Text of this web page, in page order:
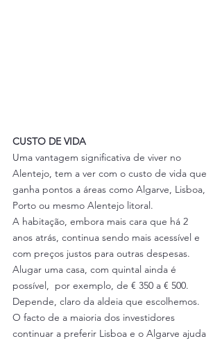
CUSTO DE VIDA
Uma vantagem significativa de viver no
Alentejo, tem a ver com o custo de vida que
ganha pontos a áreas como Algarve, Lisboa,
Porto ou mesmo Alentejo litoral.
A habitação, embora mais cara que há 2
anos atrás, continua sendo mais acessível e
com preços justos para outras despesas.
Alugar uma casa, com quintal ainda é
possível,  por exemplo, de € 350 a € 500.
Depende, claro da aldeia que escolhemos.
O facto de a maioria dos investidores
continuar a preferir Lisboa e o Algarve ajuda